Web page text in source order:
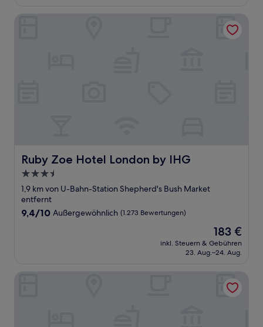
Ruby Zoe Hotel London by IHG
Ruby Zoe Hotel London by IHG
3.5-
Sterne-
Unterkunft
1,9 km von U-Bahn-Station Shepherd's Bush Market
entfernt
9.4
9,4/10 Außergewöhnlich (1.273 Bewertungen)
Der
Preis
beträgt
183 €
inkl. Steuern & Gebühren
23. Aug.–24. Aug.